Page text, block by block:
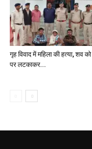
गृह विवाद में महिला की हत्या, शव
पर लटकाकर...